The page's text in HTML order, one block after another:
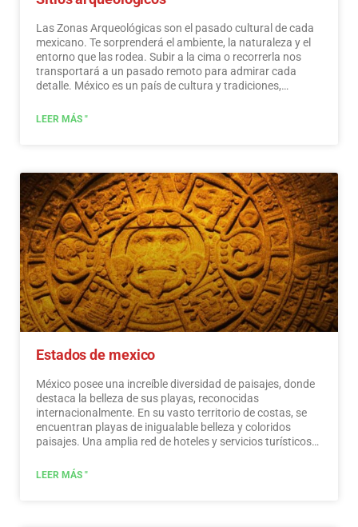
Las Zonas Arqueológicas son el pasado cultural de cada
mexicano. Te sorprenderá el ambiente, la naturaleza y el
entorno que las rodea. Subir a la cima o recorrerla nos
transportará a un pasado remoto para admirar cada
detalle. México es un país de cultura y tradiciones,
prehispánicos de este vasto territorio. Si bien es cierto que
...Leer más
LEER MÁS "
Estados de mexico
México posee una increíble diversidad de paisajes, donde
destaca la belleza de sus playas, reconocidas
internacionalmente. En su vasto territorio de costas, se
encuentran playas de inigualable belleza y coloridos
paisajes. Una amplia red de hoteles y servicios turísticos
estas playas. México también es un lugar místico,
LEER MÁS "